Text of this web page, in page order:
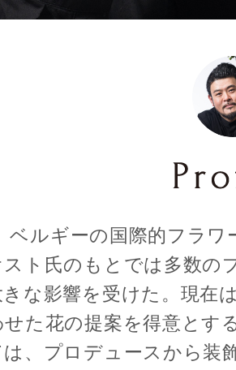
ベルギーの国際的フラ
ト氏のもとでは多数の
な影響を受けた。現在
た花の提案を得意と
、プロデュースから装